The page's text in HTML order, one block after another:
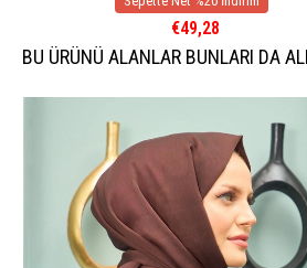
€49,28
BU ÜRÜNÜ ALANLAR BUNLARI DA